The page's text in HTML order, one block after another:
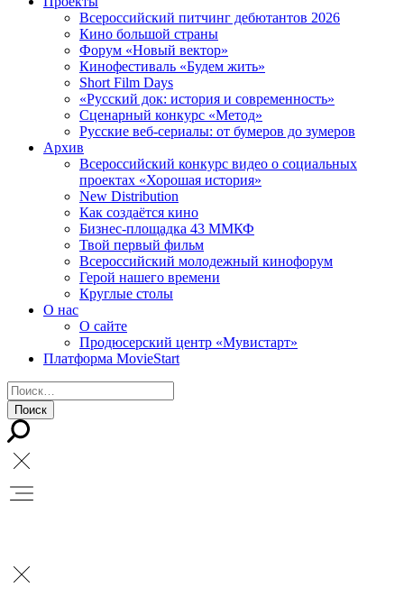
Всероссийский питчинг дебютантов 2026
Кино большой страны
Форум «Новый вектор»
Кинофестиваль «Будем жить»
Short Film Days
«Русский док: история и современность»
Сценарный конкурс «Метод»
Русские веб-сериалы: от бумеров до зумеров
Архив
Всероссийский конкурс видео о социальных
проектах «Хорошая история»
New Distribution
Как создаётся кино
Бизнес-площадка 43 ММКФ
Твой первый фильм
Всероссийский молодежный кинофорум
Герой нашего времени
Круглые столы
О нас
О сайте
Продюсерский центр «Мувистарт»
Платформа MovieStart